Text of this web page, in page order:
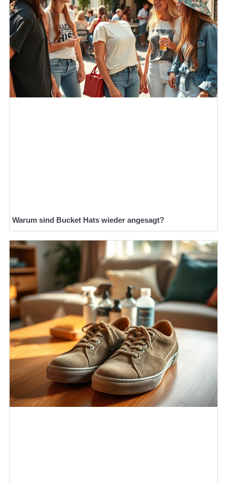
Warum sind Bucket Hats wieder angesagt?